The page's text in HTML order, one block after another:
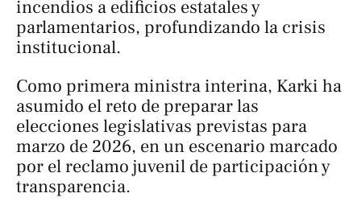
incendios a edificios estatales y
parlamentarios, profundizando la crisis
institucional.
Como primera ministra interina, Karki ha
asumido el reto de preparar las
elecciones legislativas previstas para
marzo de 2026, en un escenario marcado
por el reclamo juvenil de participación y
transparencia.